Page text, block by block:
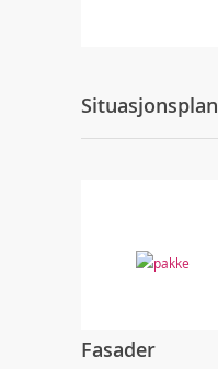
Situasjonsplan
Fasader